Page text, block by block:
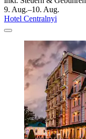
9. Aug.–10. Aug.
Hotel Centralnyi